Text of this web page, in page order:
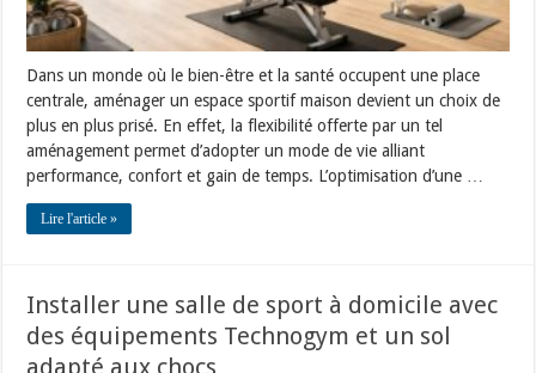
Dans un monde où le bien-être et la santé occupent une place
centrale, aménager un espace sportif maison devient un choix de
plus en plus prisé. En effet, la flexibilité offerte par un tel
aménagement permet d’adopter un mode de vie alliant
performance, confort et gain de temps. L’optimisation d’une …
Lire l'article »
Installer une salle de sport à domicile avec
des équipements Technogym et un sol
adapté aux chocs